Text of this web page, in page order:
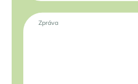
Zpráva